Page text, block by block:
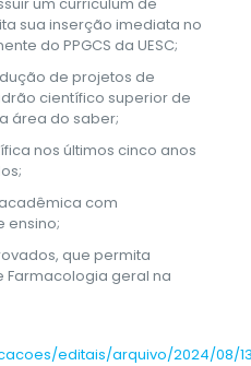
sua inserção imediata no
do PPGCS da UESC;
de projetos de
científico superior de
área do saber;
nos últimos cinco anos
com
ensino;
que permita
Farmacologia geral na
editais/arquivo/2024/08/